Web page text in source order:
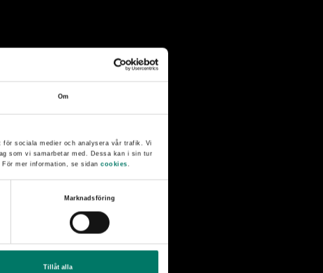
Om
för sociala medier och analysera vår trafik. Vi
som vi samarbetar med. Dessa kan i sin tur
För mer information, se sidancookies .
Marknadsföring
Tillåt alla